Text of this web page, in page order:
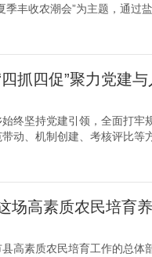
丰收农潮会”为主题，通过盐
抓四促”聚力党建
终坚持党建引领，全面打牢
动、机制创建、考核评比等
场高素质农民培育
高素质农民培育工作的总体